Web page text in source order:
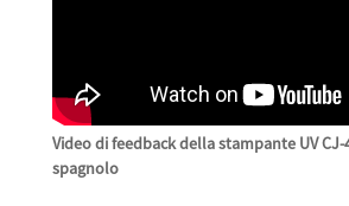
Video di feedback della stampante UV
spagnolo